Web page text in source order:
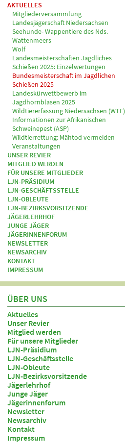
AKTUELLES
Mitgliederversammlung
Landesjägerschaft Niedersachsen
Seehunde- Wappentiere des Nds.
Wattenmeers
Wolf
Landesmeisterschaften Jagdliches
Schießen 2025: Einzelwertungen
Bundesmeisterschaft im Jagdlichen
Schießen 2025
Landeskürwettbewerb im
Jagdhornblasen 2025
Wildtiererfassung Niedersachsen (WTE)
Informationen zur Afrikanischen
Schweinepest (ASP)
Wildtierrettung: Mähtod vermeiden
Veranstaltungen
UNSER REVIER
MITGLIED WERDEN
FÜR UNSERE MITGLIEDER
LJN-PRÄSIDIUM
LJN-GESCHÄFTSSTELLE
LJN-OBLEUTE
LJN-BEZIRKSVORSITZENDE
JÄGERLEHRHOF
JUNGE JÄGER
JÄGERINNENFORUM
NEWSLETTER
NEWSARCHIV
KONTAKT
IMPRESSUM
ÜBER UNS
Aktuelles
Unser Revier
Mitglied werden
Für unsere Mitglieder
LJN-Präsidium
LJN-Geschäftsstelle
LJN-Obleute
LJN-Bezirksvorsitzende
Jägerlehrhof
Junge Jäger
Jägerinnenforum
Newsletter
Newsarchiv
Kontakt
Impressum